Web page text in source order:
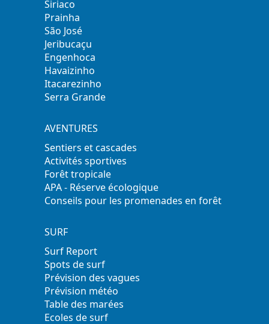
Siriaco
Prainha
São José
Jeribucaçu
Engenhoca
Havaizinho
Itacarezinho
Serra Grande
AVENTURES
Sentiers et cascades
Activités sportives
Forêt tropicale
APA - Réserve écologique
Conseils pour les promenades en forêt
SURF
Surf Report
Spots de surf
Prévision des vagues
Prévision météo
Table des marées
Ecoles de surf